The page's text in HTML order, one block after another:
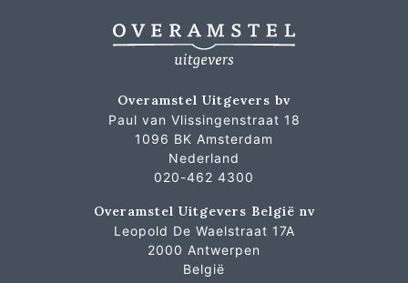
Overamstel Uitgevers bv
Paul van Vlissingenstraat 18
1096 BK Amsterdam
Nederland
020-462 4300
Overamstel Uitgevers België nv
Leopold De Waelstraat 17A
2000 Antwerpen
België